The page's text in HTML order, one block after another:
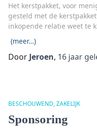
Het kerstpakket, voor
gesteld met de
inkopende relatie weet te
(meer…)
Door Jeroen, 16 jaar
BESCHOUWEND ZAKELIJK
Sponsoring